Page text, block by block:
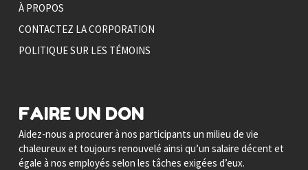
À PROPOS
CONTACTEZ LA CORPORATION
POLITIQUE SUR LES TÉMOINS
FAIRE UN DON
Aidez-nous a procurer à nos participants un milieu de vie
chaleureux et toujours renouvelé ainsi qu’un salaire décent et
égale à nos employés selon les tâches exigées d’eux.